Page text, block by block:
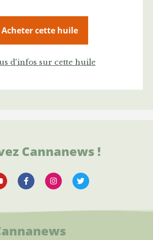
Acheter cette huile
d'infos sur cette huile
Cannanews !